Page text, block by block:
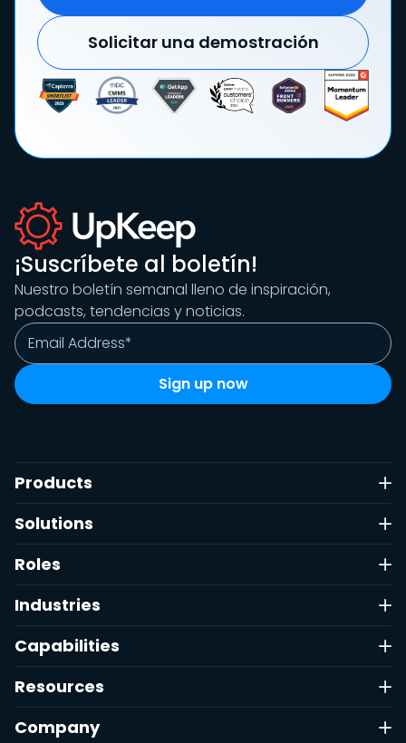
Solicitar una demostración
¡Suscríbete al boletín!
Nuestro boletín semanal lleno de inspiración,
podcasts, tendencias y noticias.
Products
Solutions
Roles
Industries
Capabilities
Resources
Company